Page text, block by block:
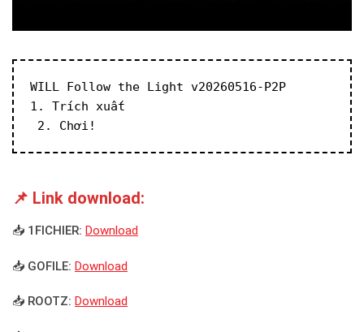
WILL Follow the Light v20260516-P2P
1. Trích xuất
2. Chơi!
📌 Link download:
📥 1FICHIER: Download
📥 GOFILE: Download
📥 ROOTZ: Download